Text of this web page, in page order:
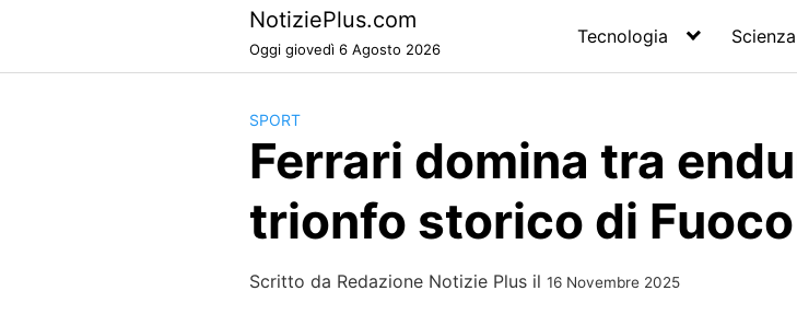
NotiziePlus.com
Oggi giovedì 6 Agosto 2026
Tecnologia Scienza
SPORT
Ferrari domina tra
trionfo storico di
Scritto da Redazione Notizie Plus il 16 Novembre 2025